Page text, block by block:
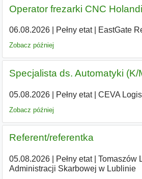
Operator frezarki CNC
06.08.2026| Pełny etat| EastGate
Zobacz później
Specjalista ds. Automatyki (K/
05.08.2026| Pełny etat| CEVA
Zobacz później
Referent/referentka
05.08.2026| Pełny etat| Tomaszów
Administracji Skarbowej w Lublinie